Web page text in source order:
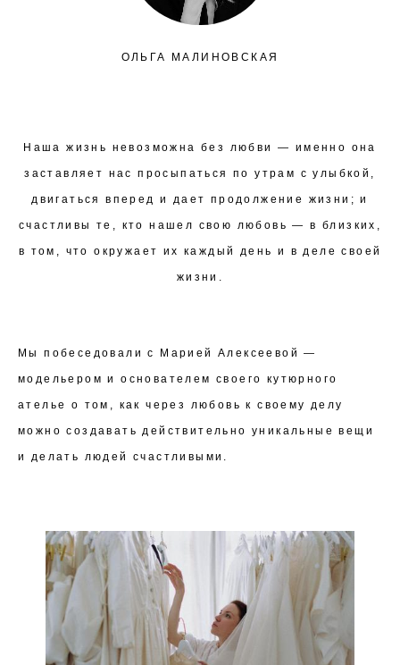
ОЛЬГА МАЛИНОВСКАЯ
Наша жизнь невозможна без любви — именно она
заставляет нас просыпаться по утрам с улыбкой,
двигаться вперед и дает продолжение жизни; и
счастливы те, кто нашел свою любовь — в близких,
в том, что окружает их каждый день и в деле своей
жизни.
Мы побеседовали с Марией Алексеевой —
модельером и основателем своего кутюрного
ателье о том, как через любовь к своему делу
можно создавать действительно уникальные вещи
и делать людей счастливыми.